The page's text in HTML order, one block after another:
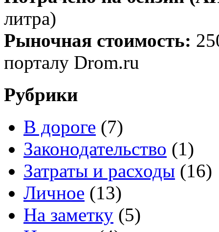
литра)
Рыночная стоимость:
порталу Drom.ru
Рубрики
В дороге (7)
Законодательство (1)
Затраты и расходы (16)
Личное (13)
На заметку (5)